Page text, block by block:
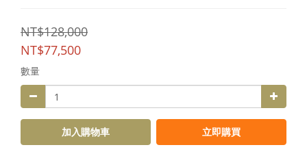
NT$128,000
NT$77,500
數量
加入購物車 立即購買